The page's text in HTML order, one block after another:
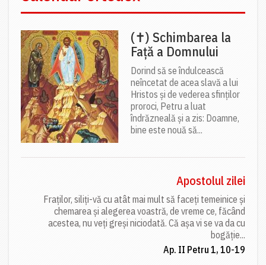
(✝) Schimbarea la
Față a Domnului
Dorind să se îndulcească
neîncetat de acea slavă a lui
Hristos și de vederea sfinților
proroci, Petru a luat
îndrăzneală și a zis: Doamne,
bine este nouă să...
Apostolul zilei
Fraților, siliți-vă cu atât mai mult să faceți temeinice și
chemarea și alegerea voastră, de vreme ce, făcând
acestea, nu veți greși niciodată. Că așa vi se va da cu
bogăție...
Ap. II Petru 1, 10-19